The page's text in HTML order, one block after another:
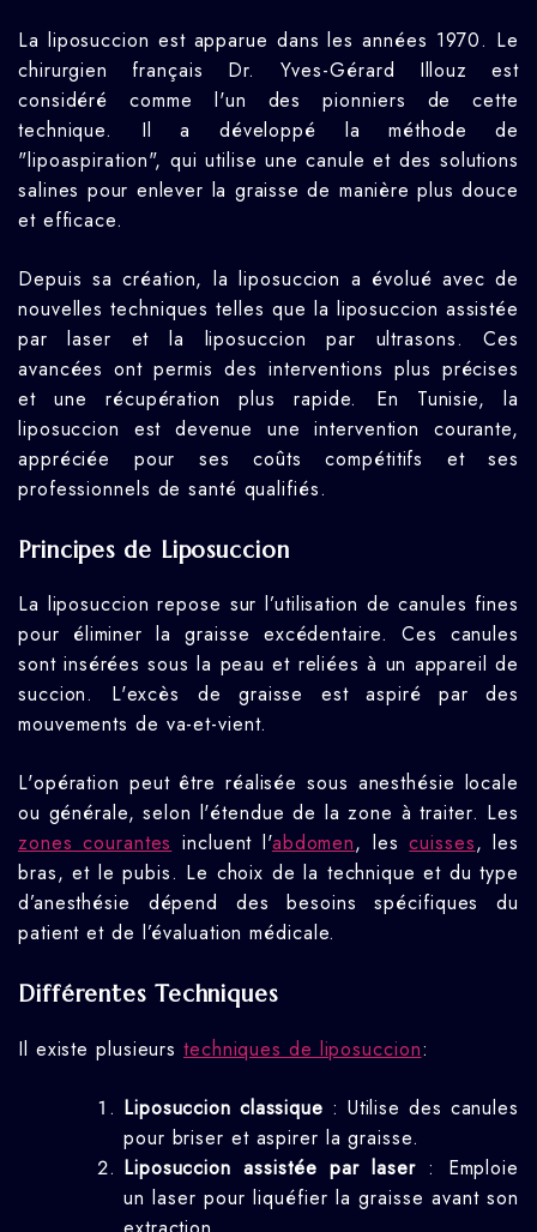
La liposuccion est apparue dans les années 1970. Le
chirurgien français Dr. Yves-Gérard Illouz est
considéré comme l'un des pionniers de cette
technique. Il a développé la méthode de
"lipoaspiration", qui utilise une canule et des solutions
salines pour enlever la graisse de manière plus douce
et efficace.
Depuis sa création, la liposuccion a évolué avec de
nouvelles techniques telles que la liposuccion assistée
par laser et la liposuccion par ultrasons. Ces
avancées ont permis des interventions plus précises
et une récupération plus rapide. En Tunisie, la
liposuccion est devenue une intervention courante,
appréciée pour ses coûts compétitifs et ses
professionnels de santé qualifiés.
Principes de Liposuccion
La liposuccion repose sur l’utilisation de canules fines
pour éliminer la graisse excédentaire. Ces canules
sont insérées sous la peau et reliées à un appareil de
succion. L'excès de graisse est aspiré par des
mouvements de va-et-vient.
L'opération peut être réalisée sous anesthésie locale
ou générale, selon l'étendue de la zone à traiter. Les
zones courantes incluent l'abdomen, lescuisses, les
bras, et le pubis. Le choix de la technique et du type
d’anesthésie dépend des besoins spécifiques du
patient et de l’évaluation médicale.
Différentes Techniques
Il existe plusieurstechniques de liposuccion:
Liposuccion classique : Utilise des canules
pour briser et aspirer la graisse.
Liposuccion assistée par laser: Emploie
un laser pour liquéfier la graisse avant son